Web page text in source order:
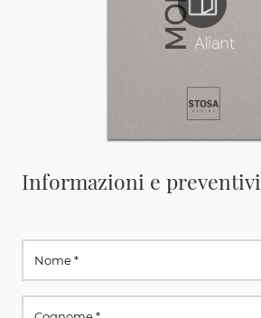
Informazioni e preventivi